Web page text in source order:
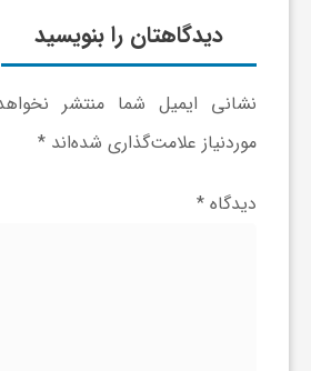
دیدگاهتان را بنویسید
نشانی ایمیل شما منتشر
موردنیاز علامت‌گذاری شده‌اند *
دیدگاه *